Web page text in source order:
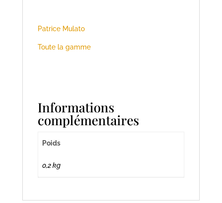
Patrice Mulato
Toute la gamme
Informations
complémentaires
Poids
0,2 kg